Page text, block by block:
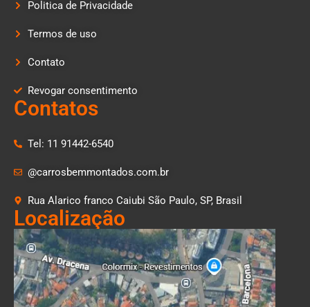
Politica de Privacidade
Termos de uso
Contato
Revogar consentimento
Contatos
Tel: 11 91442-6540
@carrosbemmontados.com.br
Rua Alarico franco Caiubi São Paulo, SP, Brasil
Localização